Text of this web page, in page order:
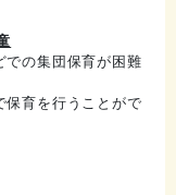
での集団保育が困難
保育を行うことがで